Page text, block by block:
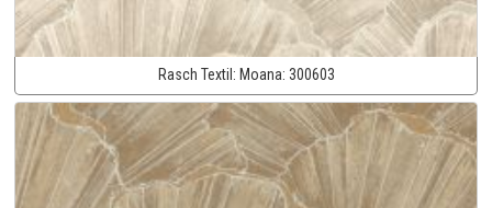
Rasch Textil: Moana: 300603